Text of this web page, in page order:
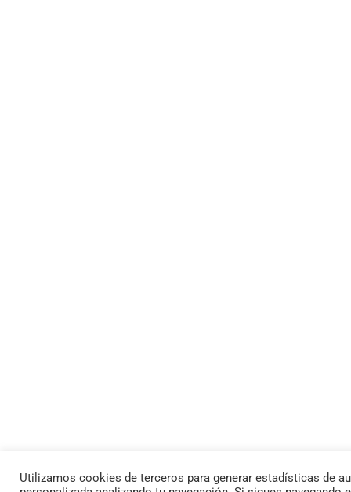
Utilizamos cookies de terceros para generar estadísticas de